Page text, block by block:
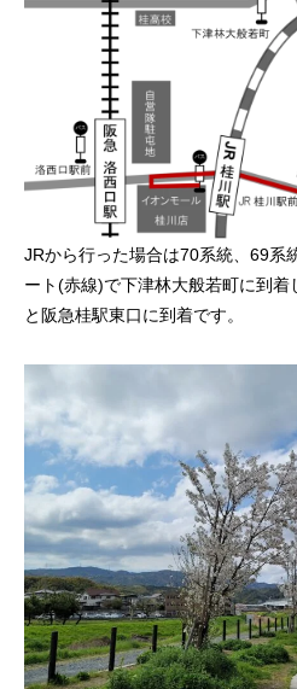
JRから行った場合は70系統、69系
ート(赤線)で下津林大般若町に到
と阪急桂駅東口に到着です。